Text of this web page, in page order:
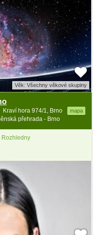
Věk: Všechny věkové skupiny
Kraví hora 974/1, Brno mapa
přehrada - Brno
Rozhledny